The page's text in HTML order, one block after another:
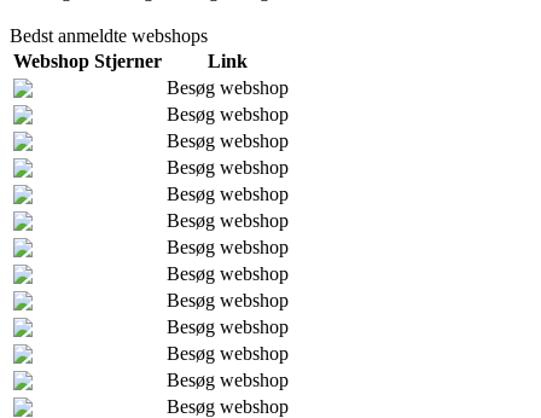
Bedst anmeldte webshops
Webshop Stjerner
Link
Besøg webshop
Besøg webshop
Besøg webshop
Besøg webshop
Besøg webshop
Besøg webshop
Besøg webshop
Besøg webshop
Besøg webshop
Besøg webshop
Besøg webshop
Besøg webshop
Besøg webshop